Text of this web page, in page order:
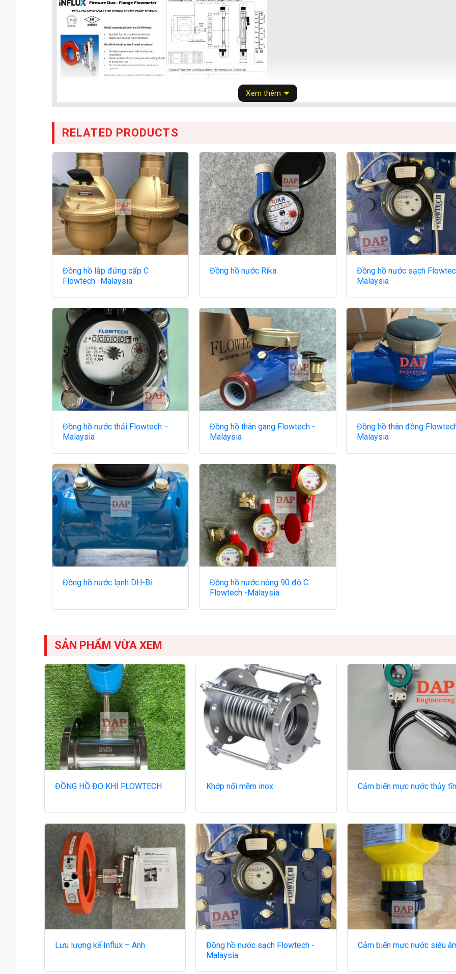
Xem thêm
RELATED PRODUCTS
Đồng hồ lắp đứng cấp C
Flowtech -Malaysia
Đồng hồ nước Rika
Đồng hồ nước sạch
Malaysia
Đồng hồ nước thải Flowtech –
Malaysia
Đồng hồ thân gang Flowtech -
Malaysia
Đồng hồ thân đồng
Malaysia
Đồng hồ nước lạnh DH-Bỉ
Đồng hồ nước nóng 90 độ C
Flowtech -Malaysia
SẢN PHẨM VỪA XEM
ĐỒNG HỒ ĐO KHÍ FLOWTECH Khớp nối mềm inox Cảm biến mực nước thủy
Lưu lượng kế Influx – Anh
Đồng hồ nước sạch Flowtech -
Malaysia
Cảm biến mực nước siêu